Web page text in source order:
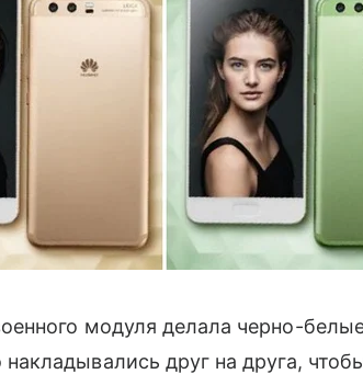
модуля делала черно-
друг на друга,